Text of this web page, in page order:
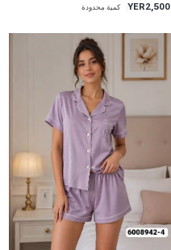
YER2,500 كمية محدودة